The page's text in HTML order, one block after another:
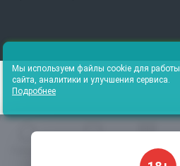
Каталог
Мы используем файлы cookie для работы
сайта, аналитики и улучшения сервиса.
Подробнее